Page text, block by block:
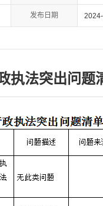
发布日期
执法突出问题